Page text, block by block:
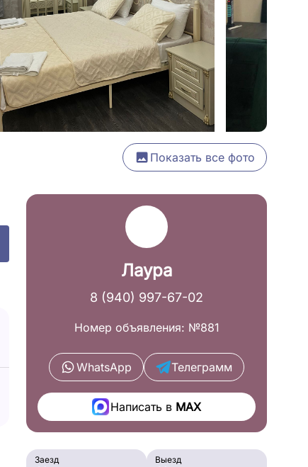
Показать все фото
Лаура
8 (940) 997-67-02
Номер объявления: №881
WhatsApp Телеграмм
Написать вMAX
Заезд Выезд